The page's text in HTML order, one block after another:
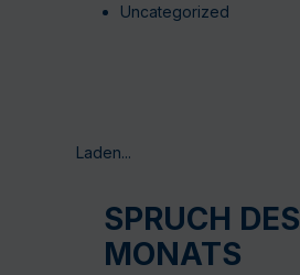
Uncategorized
Laden...
SPRUCH DES
MONATS